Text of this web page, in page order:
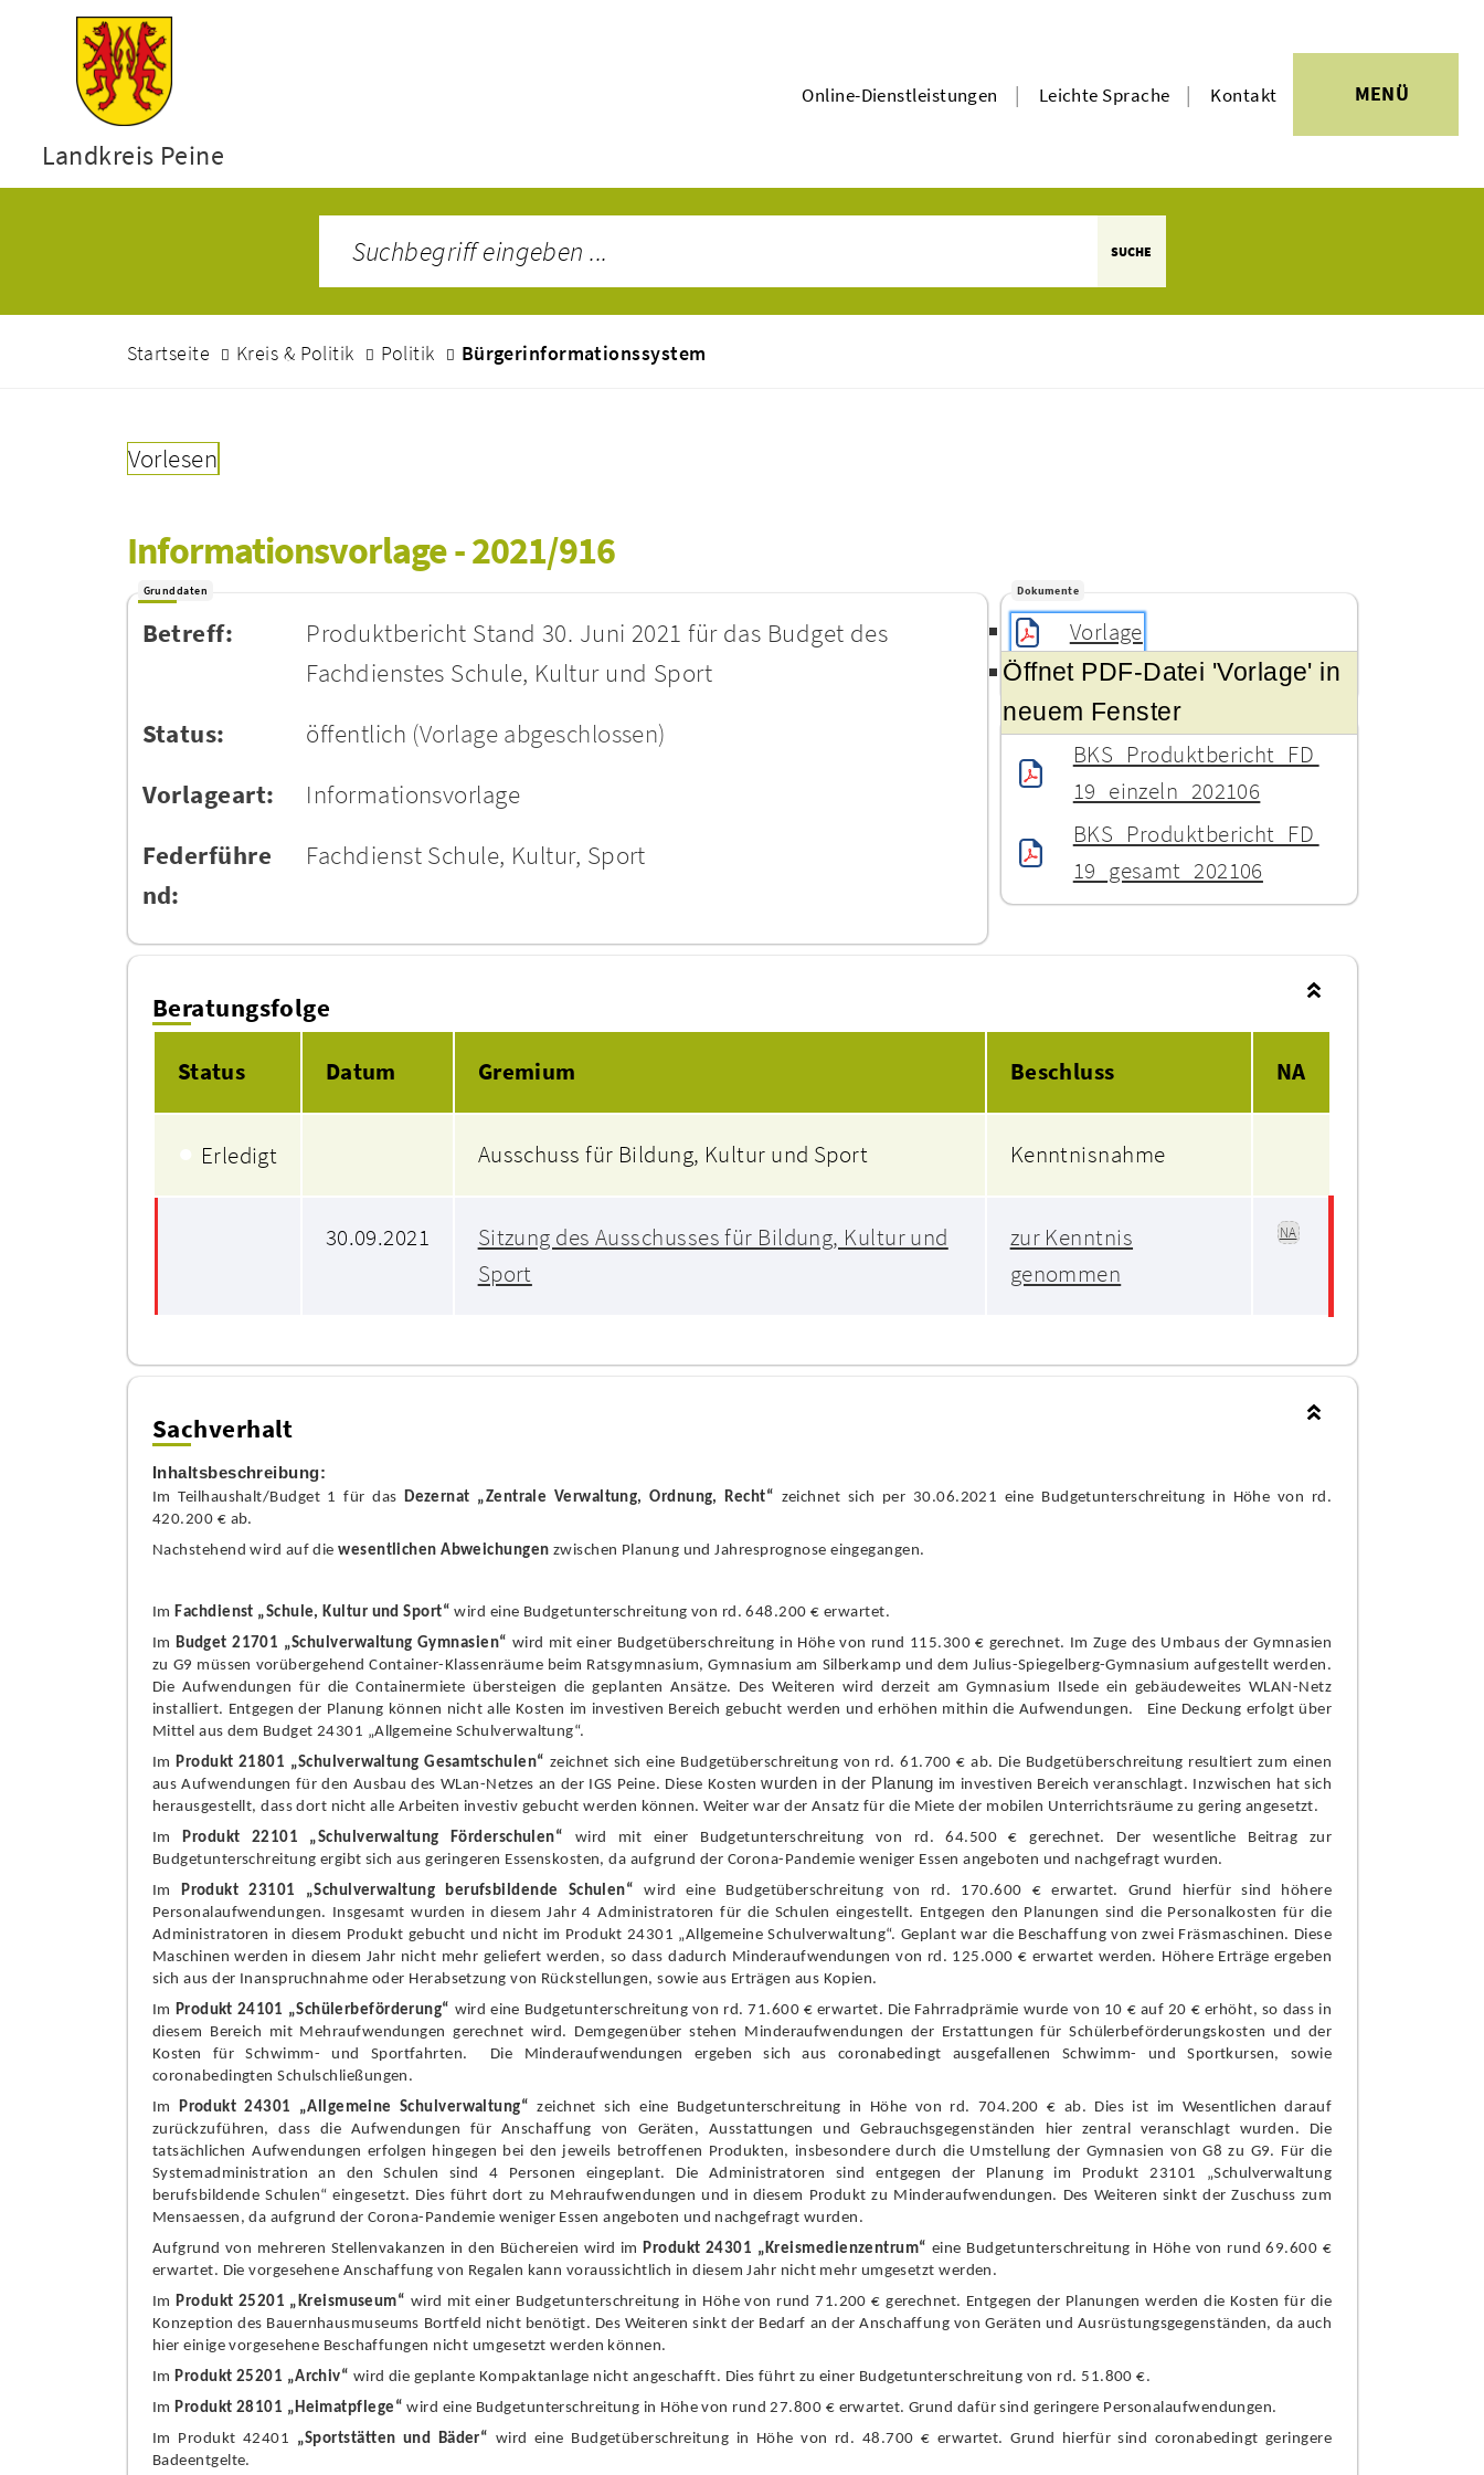
Landkreis Peine
Online-Dienstleistungen | Leichte Sprache | Kontakt MENÜ
SUCHE
Startseite Kreis & Politik Politik Bürgerinformationssystem
Vorlesen
Informationsvorlage - 2021/916
Grunddaten
Betreff:
Produktbericht Stand 30. Juni 2021 für das Budget des
Fachdienstes Schule, Kultur und Sport
Status:
öffentlich (Vorlage abgeschlossen)
Vorlageart:
Informationsvorlage
Federführe
nd:
Fachdienst Schule, Kultur, Sport
Dokumente
Vorlage
Öffnet PDF-Datei 'Vorlage' in
neuem Fenster
Sammeldokument
Anlagen
BKS_Produktbericht_FD
19_einzeln_202106
BKS_Produktbericht_FD
19_gesamt_202106
Beratungsfolge
Status
Datum Gremium Beschluss NA
● Erledigt Ausschuss für Bildung, Kultur und Sport Kenntnisnahme
30.09.2021
Sitzung des Ausschusses für Bildung, Kultur und
Sport
zur Kenntnis
genommen
NA
Sachverhalt
Inhaltsbeschreibung:
Im Teilhaushalt/Budget 1 für dasDezernat „Zentrale Verwaltung, Ordnung, Recht“ zeichnet sich per 30.06.2021 eine Budgetunterschreitung in Höhe von rd.
420.200 € ab.
Nachstehend wird auf diewesentlichen Abweichungen zwischen Planung und Jahresprognose eingegangen.
ImFachdienst „Schule, Kultur und Sport“ wird eine Budgetunterschreitung von rd. 648.200 € erwartet.
ImBudget 21701 „Schulverwaltung Gymnasien“ wird mit einer Budgetüberschreitung in Höhe von rund 115.300 € gerechnet. Im Zuge des Umbaus der Gymnasien
zu G9 müssen vorübergehend Container-Klassenräume beim Ratsgymnasium, Gymnasium am Silberkamp und dem Julius-Spiegelberg-Gymnasium aufgestellt werden.
Die Aufwendungen fü r die Containermiete ü bersteigen die geplanten Ansätze. Des Weiteren wird derzeit am Gymnasium Ilsede ein gebäudeweites WLAN-Netz
installiert. Entgegen der Planung können nicht alle Kosten im investiven Bereich gebucht werden und erhöhen mithin die Aufwendungen. Eine Deckung erfolgt ü ber
Mittel aus dem Budget 24301 „Allgemeine Schulverwaltung“.
ImProdukt 21801 „Schulverwaltung Gesamtschulen“ zeichnet sich eine Budgetüberschreitung von rd. 61.700 € ab. Die Budgetü berschreitung resultiert zum einen
aus Aufwendungen fü r den Ausbau des WLan-Netzes an der IGS Peine. Diese Kostenwurden in der Planung im investiven Bereich veranschlagt. Inzwischen hat sich
herausgestellt, dass dort nicht alle Arbeiten investiv gebucht werden können. Weiter war der Ansatz fü r die Miete der mobilen Unterrichtsräume zu gering angesetzt.
ImProdukt 22101 „Schulverwaltung Förderschulen“ wird mit einer Budgetunterschreitung von rd. 64.500 € gerechnet. Der wesentliche Beitrag zur
Budgetunterschreitung ergibt sich aus geringeren Essenskosten, da aufgrund der Corona-Pandemie weniger Essen angeboten und nachgefragt wurden.
ImProdukt 23101 „Schulverwaltung berufsbildende Schulen“ wird eine Budgetüberschreitung von rd. 170.600 € erwartet. Grund hierfü r sind höhere
Personalaufwendungen. Insgesamt wurden in diesem Jahr4 Administratoren für die Schulen eingestellt. Entgegen den Planungen sind die Personalkosten fü r die
Administratoren in diesem Produkt gebucht und nicht im Produkt 24301 „Allgemeine Schulverwaltung“. Geplant war die Beschaffung von zwei Fräsmaschinen. Diese
Maschinen werden in diesem Jahr nicht mehr geliefert werden , so dass dadurch Minderaufwendungen von rd. 125.000 € erwartet werden. Höhere Erträge ergeben
sich aus der Inanspruchnahme oder Herabsetzung von Rückstellungen, sowie aus Erträgen aus Kopien.
Im Produkt 24101 „Schülerbeförderung“ wird eine Budgetunterschreitung von rd. 7 1.600 € erwartet. Die Fahrradprämie wurde von 10 €auf 20 € erhöht, so dass in
diesem Bereich mit Mehraufwendungen gerechnet wird. Demgegenüber stehen Minderaufwendungen der Erstattungen für Schülerbeförderungskosten und der
Kosten fü r Schwimm- und Sportfahrten.
Die Minderaufwendungen ergeben sich aus coronabedingt ausgefallenen Schwimm- und Sportkursen, sowie
coronabedingten Schulschließungen.
ImProdukt 24301 „Allgemeine Schulverwaltung“ zeichnet sich eine Budgetunterschreitung in Höhe von rd. 704.200 € ab. Dies ist im Wesentlichen darauf
zurückzufü hren, dass die Aufwendungen fü r Anschaffung von Geräten, Ausstattungen und Gebrauchsgegenständen hier zentral veranschlagt wurden. Die
tatsächlichen Aufwendungen erfolgen hingegen bei den jeweils betroffenen Produkten, insbesondere durch die Umstellung der Gymnasien von G8 zu G9. Für die
Systemadministration an den Schulen sind 4 Personen eingeplant. Die Administratoren sind entgegen der Planung im Produkt 23101 „Schulverwaltung
berufsbildende Schulen“ eingesetzt. Dies fü hrt dort zu Mehraufwendungen und in diesem Produkt zu Minderaufwendungen. Des Weiteren sinkt der Zuschuss zum
Mensaessen, da aufgrund der Corona-Pandemie weniger Essen angeboten und nachgefragt wurden .
Aufgrund von mehreren Stellenvakanzen in den Büchereien wird imProdukt 24301 „Kreismedienzentrum“ eine Budgetunterschreitung in Höhe von rund69.600 €
erwartet. Die vorgesehene Anschaffung von Regalen kann voraussichtlich in diesem Jahr nicht mehr umgesetzt werden.
ImProdukt 25201 „Kreismuseum“ wird mit einer Budgetunterschreitung in Höhe von rund 71.200 € gerechnet. Entgegen der Planungen werden die Kosten fü r die
Konzeption des Bauernhausmuseums Bortfeld nicht benötigt. Des Weiteren sinkt der Bedarf an der Anschaffung von Geräten und Ausrüstungsgegenständen, daauch
hier einige vorgesehene Beschaffungen nicht umgesetzt werden können.
ImProdukt 25201 „Archiv“ wird die geplante Kompaktanlage nicht angeschafft. Dies fü hrt zu einer Budgetunterschreitung von rd. 51.800 €.
ImProdukt 28101 „Heimatpflege“ wird eine Budgetunterschreitung in Höhe von rund 27.800 € erwartet. Grund dafü rsind geringere Personalaufwendungen.
Im Produkt 42401 „Sportstätten und Bäder“ wird eine Budgetüberschreitung in Höhe von rd. 48.700 € erwartet. Grund hierfü r sind coronabedingt geringere
Badeentgelte.